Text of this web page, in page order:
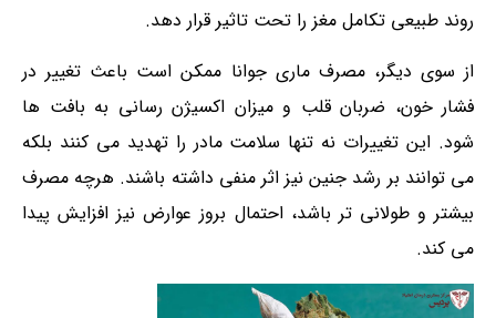
روند طبیعی تکامل مغز را تحت تاثیر قرار دهد.
از سوی دیگر، مصرف ماری‌ جوانا ممکن است باعث تغییر در
فشار خون، ضربان قلب و میزان اکسیژن رسانی به بافت ها
شود. این تغییرات نه تنها سلامت مادر را تهدید می کنند بلکه
می توانند بر رشد جنین نیز اثر منفی داشته باشند. هرچه مصرف
بیشتر و طولانی تر باشد، احتمال بروز عوارض نیز افزایش پیدا
می کند.